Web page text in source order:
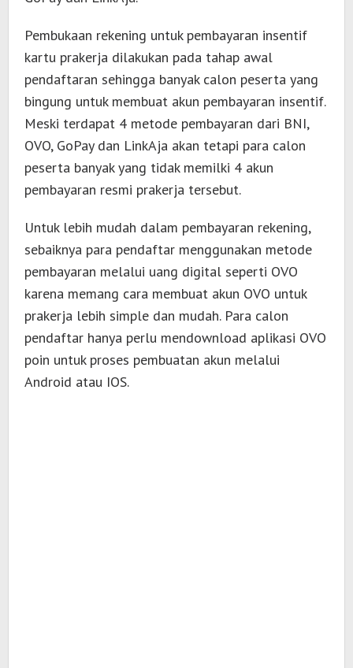
Pembukaan rekening untuk pembayaran insentif
kartu prakerja dilakukan pada tahap awal
pendaftaran sehingga banyak calon peserta yang
bingung untuk membuat akun pembayaran insentif.
Meski terdapat 4 metode pembayaran dari BNI,
OVO, GoPay dan LinkAja akan tetapi para calon
peserta banyak yang tidak memilki 4 akun
pembayaran resmi prakerja tersebut.
Untuk lebih mudah dalam pembayaran rekening,
sebaiknya para pendaftar menggunakan metode
pembayaran melalui uang digital seperti OVO
karena memang cara membuat akun OVO untuk
prakerja lebih simple dan mudah. Para calon
pendaftar hanya perlu mendownload aplikasi OVO
poin untuk proses pembuatan akun melalui
Android atau IOS.